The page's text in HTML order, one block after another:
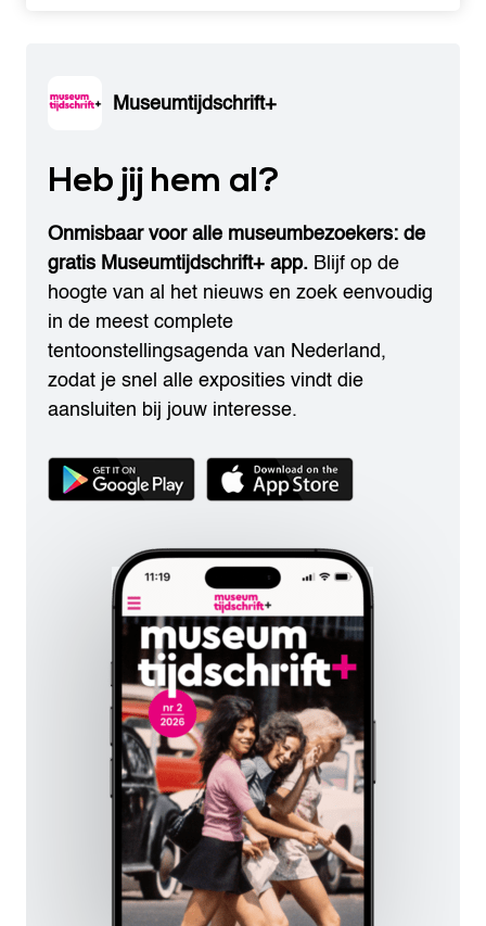
Museumtijdschrift+
Heb jij hem al?
Onmisbaar voor alle museumbezoekers: de
gratis Museumtijdschrift+ app. Blijf op de
hoogte van al het nieuws en zoek eenvoudig
in de meest complete
tentoonstellingsagenda van Nederland,
zodat je snel alle exposities vindt die
aansluiten bij jouw interesse.